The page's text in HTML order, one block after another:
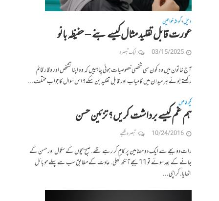
دلیل•گوشہ خواتین
عورت قابل تقلید مثال کیسے بنے – حفیظہ بانو
03/15/2025 ایک تبصرہ
آج خاتون میں وہ کون سی شخصی خصوصیات ہونی چاہییں کہ وہ اپنا تشخص اور وقار قائم
رکھتے ہوئے ہر میدان میں کامیاب اور قابل تقلید بن سکے؟ اس سوال کا جواب مختلف...
کچھ خاص
ہم غم کیسے برداشت کریں؟ تزئین حسن
10/24/2016 تبصرہ لکھیے
رات دو بجے سے ایک دو مضامین پر کام کر رہے تھے. صبح بچوں کے سکول اور حسن کے
جانے کے بعد سوئے تو 11 بجے آنکھ کھلی. عادت کے مطابق سب سے پہلے موبائل
اٹھایا. کراچی...